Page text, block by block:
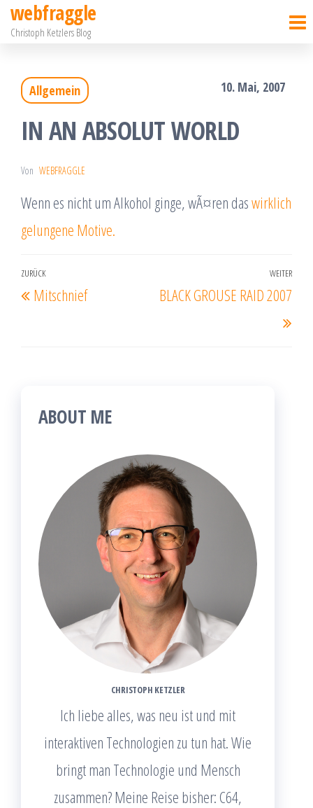
Zum
Inhalt
webfraggle
Christoph Ketzlers Blog
Allgemein 10. Mai, 2007
IN AN ABSOLUT WORLD
Von WEBFRAGGLE
Wenn es nicht um Alkohol ginge, wÃ¤ren daswirklich
gelungene Motive.
Beitragsnavigation
Vorheriger
Beitrag
ZURÜCK
Mitschnief
WEITER
BLACK GROUSE RAID 2007
ABOUT ME
CHRISTOPH KETZLER
Ich liebe alles, was neu ist und mit
interaktiven Technologien zu tun hat. Wie
bringt man Technologie und Mensch
zusammen? Meine Reise bisher: C64,